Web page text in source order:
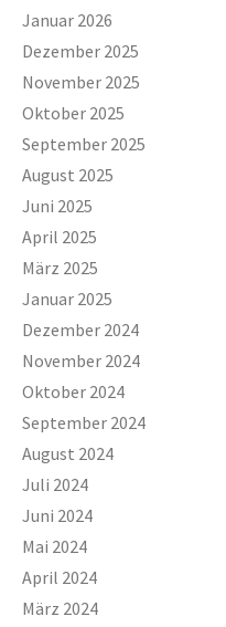
Januar 2026
Dezember 2025
November 2025
Oktober 2025
September 2025
August 2025
Juni 2025
April 2025
März 2025
Januar 2025
Dezember 2024
November 2024
Oktober 2024
September 2024
August 2024
Juli 2024
Juni 2024
Mai 2024
April 2024
März 2024